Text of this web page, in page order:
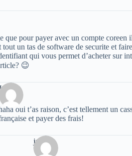
que pour payer avec un compte
tout un tas de software de securite et
qui vous permet d’acheter sur
😉
oui t’as raison, c’est tellement un
et payer des frais!
ju